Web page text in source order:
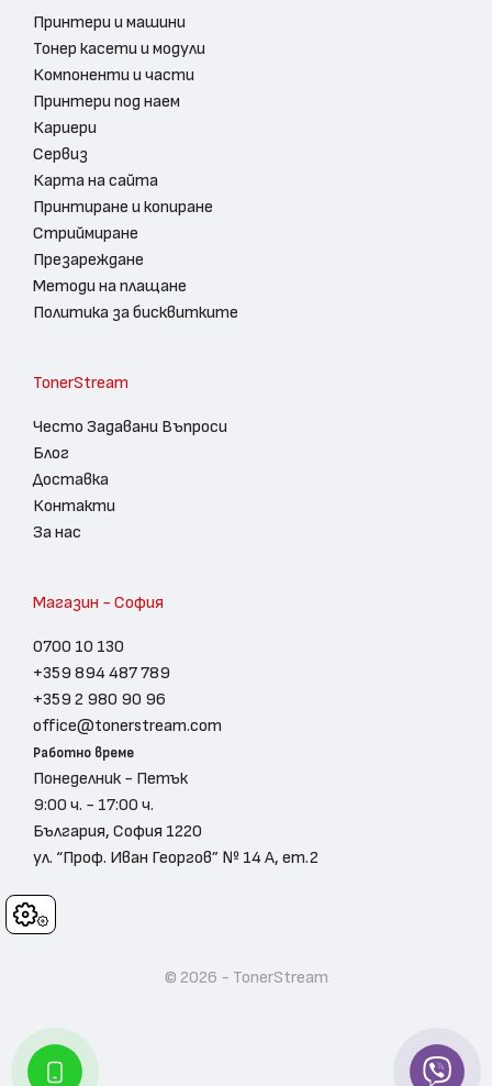
Cookies
Принтери и машини
Тонер касети и модули
Компоненти и части
Принтери под наем
Кариери
Сервиз
Карта на сайта
Принтиране и копиране
Стриймиране
Презареждане
Методи на плащане
Политика за бисквитките
TonerStream
Често Задавани Въпроси
Блог
Доставка
Контакти
За нас
Магазин - София
0700 10 130
+359 894 487 789
+359 2 980 90 96
office@tonerstream.com
Работно време
Понеделник - Петък
9:00 ч. - 17:00 ч.
България, София 1220
ул. “Проф. Иван Георгов” № 14 А, ет.2
© 2026 - TonerStream